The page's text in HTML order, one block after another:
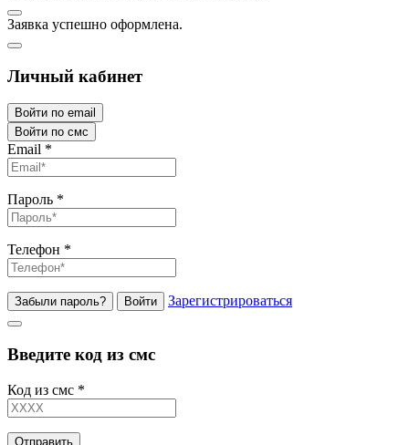
Заявка успешно оформлена.
Личный кабинет
Войти по email
Войти по смс
Email *
Пароль *
Телефон *
Забыли пароль? Войти Зарегистрироваться
Введите код из смс
Код из смс *
Отправить